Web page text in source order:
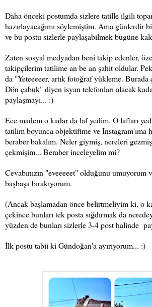
Daha önceki postumda sizlere tatille ilgili
hazırlayacağımı söylemiştim. Ama günlerdir
ve bu postu sizlerle paylaşabilmek bugüne
Zaten sosyal medyadan beni takip edenler,
takipçilerim tatilime an be an şahit oldular.
da "Yeteeeeer, artık fotoğraf yükleme. Burada
Dön çabuk" diyen isyan telefonları alacak
paylaşmayı... :)
Eee madem o kadar da laf yedim. O lafları
tatilim boyunca objektifime ve Instagram'ıma
beraber bakalım. Neler giymiş, nereleri
çekmişim... Beraber inceleyelim mi?
Cevabınızın "eveeeeet" olduğunu umuyorum
başbaşa bırakıyorum.
(Ancak başlamadan önce belirtmeliyim ki, o
çekince bunları tek posta sığdırmak da
yüzden de bunları sizlerle 3-4 post halinde
İlk postu tabii ki Gündoğan'a ayırıyorum... :)